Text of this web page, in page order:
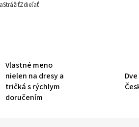
StrážiťZdieľať
Vlastné meno
nielen na dresy a
tričká s rýchlym
doručením